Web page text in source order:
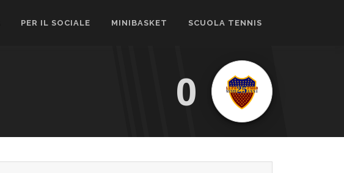
PER IL SOCIALE MINIBASKET SCUOLA TENNIS
0